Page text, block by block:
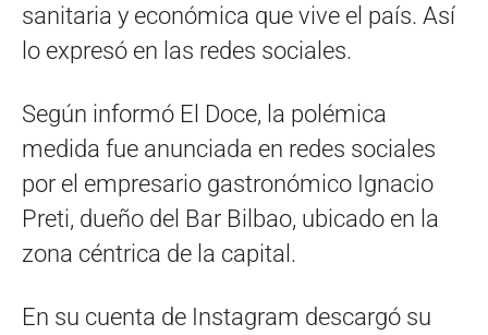
sanitaria y económica que vive el país. Así
lo expresó en las redes sociales.
Según informó El Doce, la polémica
medida fue anunciada en redes sociales
por el empresario gastronómico Ignacio
Preti, dueño del Bar Bilbao, ubicado en la
zona céntrica de la capital.
En su cuenta de Instagram descargó su